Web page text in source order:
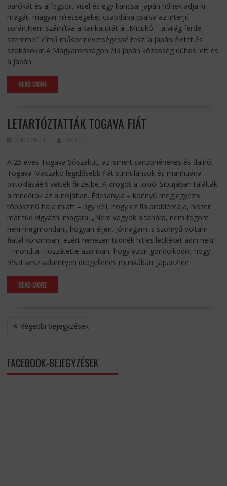
parókát és álfogsort visel és egy kancsal japán nőnek adja ki
magát, magyar hírességeket csapdába csalva az interjú
során.Nem számítva a karikatúrát a „Micukó – a világ ferde
szemmel” című műsor nevetségessé teszi a japán életet és
szokásokat.A Magyarországon élő japán közösség dühös lett és
a Japán…
READ MORE
LETARTÓZTATTÁK TOGAVA FIÁT
2003.05.11. EMTEEFU
A 25 éves Togava Sószakut, az ismert sanzonénekes és dalíró,
Togava Maszako legidősebb fiát stimulánsok és marihuána
birtoklásáért vették őrizetbe. A drogot a tokiói Sibujában találták
a rendőrök az autójában. Édesanyja – könnyű megjegyezni
többszínű haja miatt – úgy véli, hogy ez fia problémája, hiszen
már tud vigyázni magára. „Nem vagyok a tanára, nem fogom
neki megmondani, hogyan éljen. Jómagam is szörnyű voltam
fiatal koromban, ezért nehezen tudnék hitles leckéket adni neki”
– mondta. Hozzátette azonban, hogy azon gondolkodik, hogy
részt vesz valamilyen drogellenes munkában. JapanZine
READ MORE
BEJEGYZÉS
NAVIGÁCIÓ
Régebbi bejegyzések
FACEBOOK-BEJEGYZÉSEK